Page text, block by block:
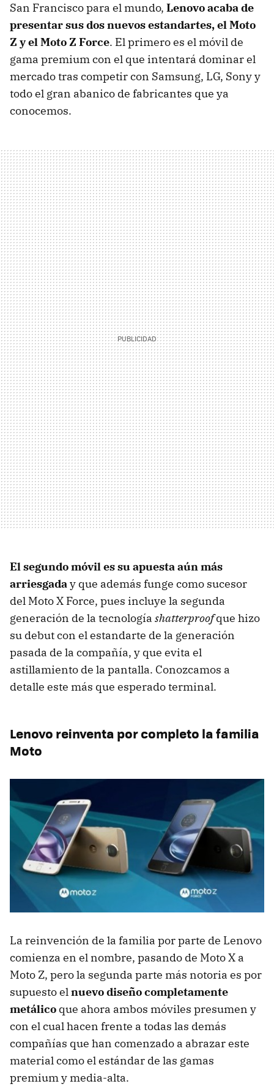
San Francisco para el mundo, Lenovo acaba de
presentar sus dos nuevos estandartes, el Moto
Z y el Moto Z Force. El primero es el móvil de
gama premium con el que intentará dominar el
mercado tras competir con Samsung, LG, Sony y
todo el gran abanico de fabricantes que ya
conocemos.
El segundo móvil es su apuesta aún más
arriesgaday que además funge como sucesor
del Moto X Force, pues incluye la segunda
generación de la tecnología shatterproofque hizo
su debut con el estandarte de la generación
pasada de la compañía, y que evita el
astillamiento de la pantalla. Conozcamos a
detalle este más que esperado terminal.
Lenovo reinventa por completo la familia
Moto
La reinvención de la familia por parte de Lenovo
comienza en el nombre, pasando de Moto X a
Moto Z, pero la segunda parte más notoria es por
supuesto elnuevo diseño completamente
metálico que ahora ambos móviles presumen y
con el cual hacen frente a todas las demás
compañías que han comenzado a abrazar este
material como el estándar de las gamas
premium y media-alta.